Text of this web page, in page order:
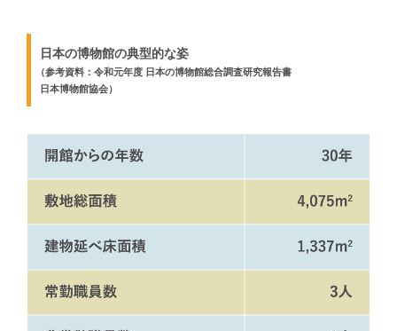
日本の博物館の典型的な姿
（参考資料：令和元年度 日本の博物館総合調査研究報告書
日本博物館協会）